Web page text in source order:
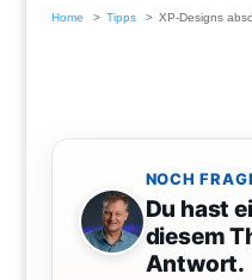
Home Tipps XP-Designs
NOCH
Du hast
diesem
Antwort.